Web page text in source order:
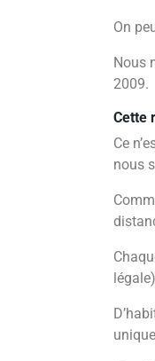
On
Nous
2009.
Cette
Ce
nous